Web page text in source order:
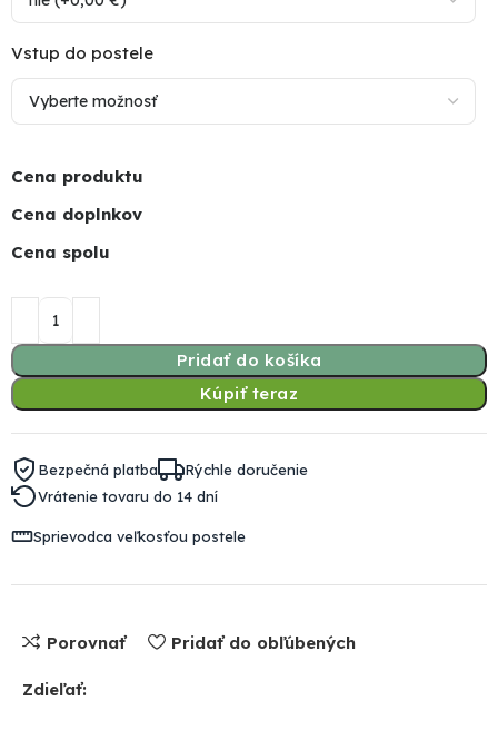
Vstup do postele
Cena produktu
Cena doplnkov
Cena spolu
Pridať do košíka
Kúpiť teraz
Bezpečná platba
Rýchle doručenie
Vrátenie tovaru do 14 dní
Sprievodca veľkosťou postele
Porovnať Pridať do obľúbených
Zdieľať: